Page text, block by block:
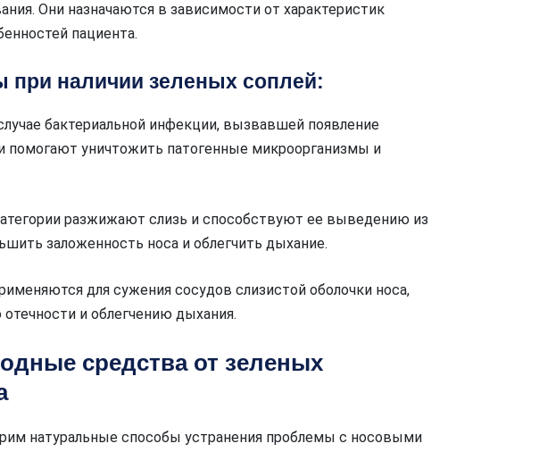
Они назначаются в зависимости от характеристик
пациента.
при наличии зеленых соплей:
бактериальной инфекции, вызвавшей появление
помогают уничтожить патогенные микроорганизмы и
разжижают слизь и способствуют ее выведению из
заложенность носа и облегчить дыхание.
для сужения сосудов слизистой оболочки носа,
и облегчению дыхания.
средства от зеленых
натуральные способы устранения проблемы с носовыми